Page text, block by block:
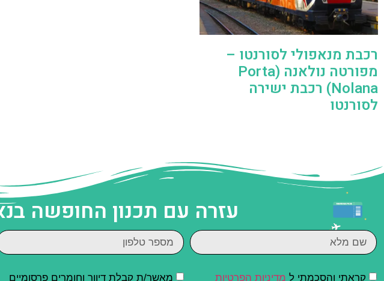
רכבת מנאפולי לסורנטו –
מפורטה נולאנה (Porta
Nolana) רכבת ישירה
לסורנטו
עזרה עם תכנון החופשה
קראתי והסכמתי ל מדיניות הפרטיות מאשר/ת קבלת דיוור וחומרים פרסומיים